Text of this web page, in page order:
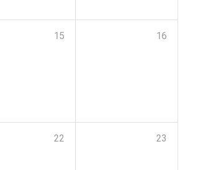
15 16
22 23